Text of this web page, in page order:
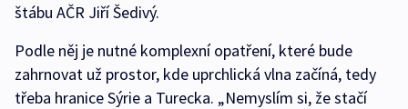
štábu AČR Jiří Šedivý.
Podle něj je nutné komplexní opatření, které bude
zahrnovat už prostor, kde uprchlická vlna začíná, tedy
třeba hranice Sýrie a Turecka. „Nemyslím si, že stačí